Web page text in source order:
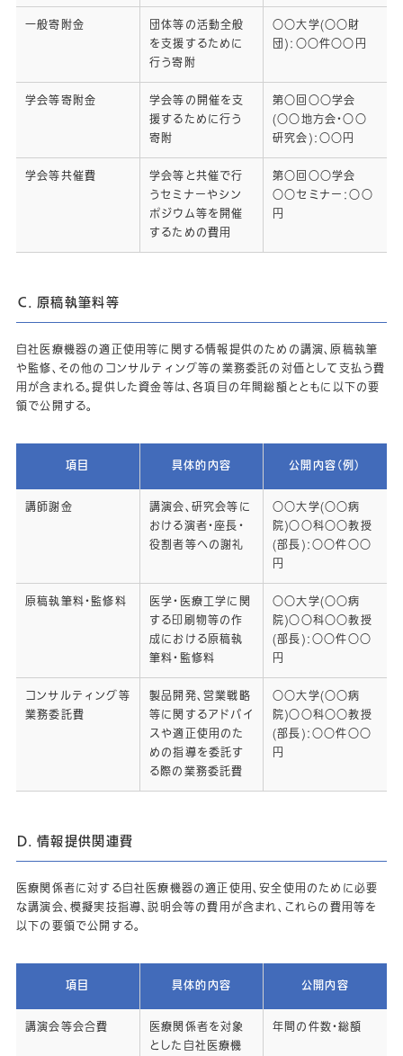
一般寄附金
団体等の活動全般
を支援するために
行う寄附
○○大学(○○財
団)：○○件○○円
学会等寄附金
学会等の開催を支
援するために行う
寄附
第○回○○学会
(○○地方会・○○
研究会)：○○円
学会等共催費
学会等と共催で行
うセミナーやシン
ポジウム等を開催
するための費用
第○回○○学会
○○セミナー：○○
円
Ｃ．原稿執筆料等
自社医療機器の適正使用等に関する情報提供のための講演、原稿執筆
や監修、その他のコンサルティング等の業務委託の対価として支払う費
用が含まれる。提供した資金等は、各項目の年間総額とともに以下の要
領で公開する。
項目 具体的内容 公開内容（例）
講師謝金
講演会、研究会等に
おける演者・座長・
役割者等への謝礼
○○大学(○○病
院)○○科○○教授
(部長)：○○件○○
円
原稿執筆料・監修料
医学・医療工学に関
する印刷物等の作
成における原稿執
筆料・監修料
○○大学(○○病
院)○○科○○教授
(部長)：○○件○○
円
コンサルティング等
業務委託費
製品開発、営業戦略
等に関するアドバイ
スや適正使用のた
めの指導を委託す
る際の業務委託費
○○大学(○○病
院)○○科○○教授
(部長)：○○件○○
円
Ｄ．情報提供関連費
医療関係者に対する自社医療機器の適正使用、安全使用のために必要
な講演会、模擬実技指導、説明会等の費用が含まれ、これらの費用等を
以下の要領で公開する。
項目 具体的内容 公開内容
講演会等会合費
医療関係者を対象
とした自社医療機
年間の件数・総額